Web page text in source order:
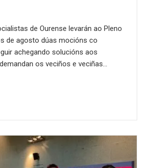
de Ourense levarán ao Pleno
de agosto dúas mocións co
achegando solucións aos
os veciños e veciñas…